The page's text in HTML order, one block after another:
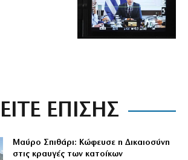
ΕΠΙΣΗΣ
Μαύρο Σπιθάρι: Κώφευσε η Δικαιοσύνη
στις κραυγές των κατοίκων